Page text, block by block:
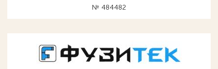
№ 484482